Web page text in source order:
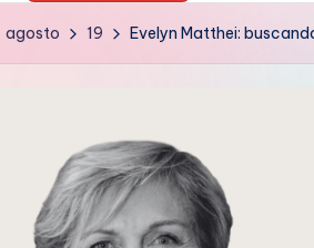
agosto 19 Evelyn Matthei: